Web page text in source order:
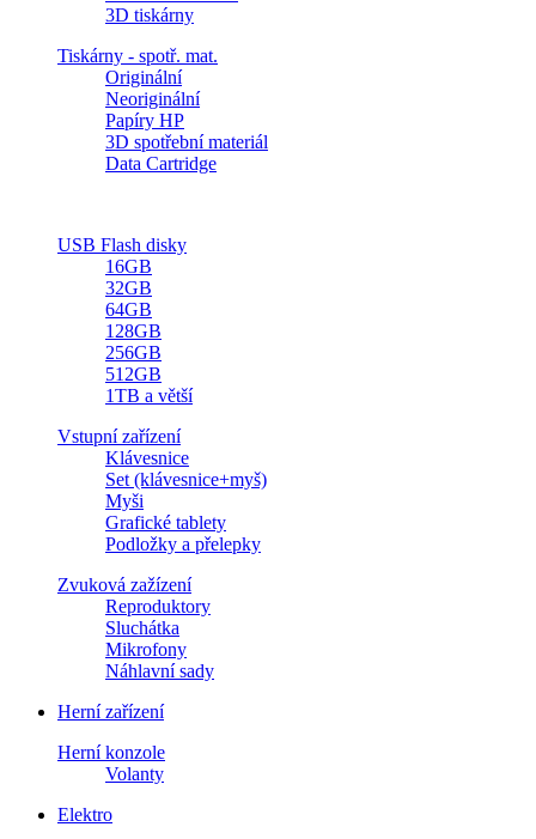
3D tiskárny
Tiskárny - spotř. mat.
Originální
Neoriginální
Papíry HP
3D spotřební materiál
Data Cartridge
USB Flash disky
16GB
32GB
64GB
128GB
256GB
512GB
1TB a větší
Vstupní zařízení
Klávesnice
Set (klávesnice+myš)
Myši
Grafické tablety
Podložky a přelepky
Zvuková zažízení
Reproduktory
Sluchátka
Mikrofony
Náhlavní sady
Herní zařízení
Herní konzole
Volanty
Elektro